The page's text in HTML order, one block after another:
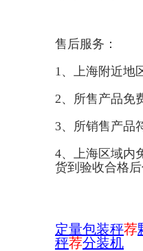
售后服务：
1、上海附近地
2、所售产品免
3、所销售产品
4、上海区域内
货到验收合格
定量包装秤荐
秤荐分装机